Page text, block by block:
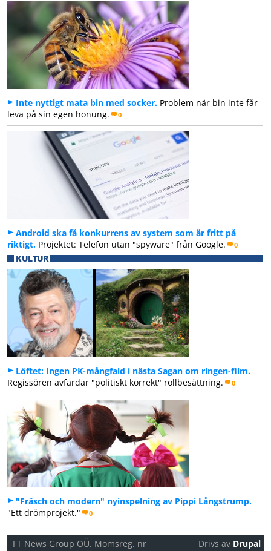
Inte nyttigt mata bin med socker. Problem när bin inte får
leva på sin egen honung.
0
Android ska få konkurrens av system som är fritt på
riktigt. Projektet: Telefon utan "spyware" från Google. 0
KULTUR
Löftet: Ingen PK-mångfald i nästa Sagan om ringen-film.
Regissören avfärdar "politiskt korrekt" rollbesättning.
0
"Fräsch och modern" nyinspelning av Pippi Långstrump.
"Ett drömprojekt."
0
FT News Group OÜ. Momsreg. nr
Drivs av Drupal